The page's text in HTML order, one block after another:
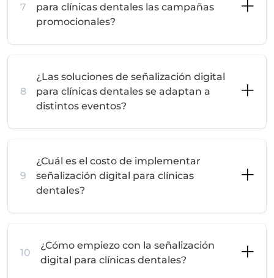
7
para clínicas dentales las campañas
promocionales?
8
¿Las soluciones de señalización digital
para clínicas dentales se adaptan a
distintos eventos?
9
¿Cuál es el costo de implementar
señalización digital para clínicas
dentales?
10
¿Cómo empiezo con la señalización
digital para clínicas dentales?